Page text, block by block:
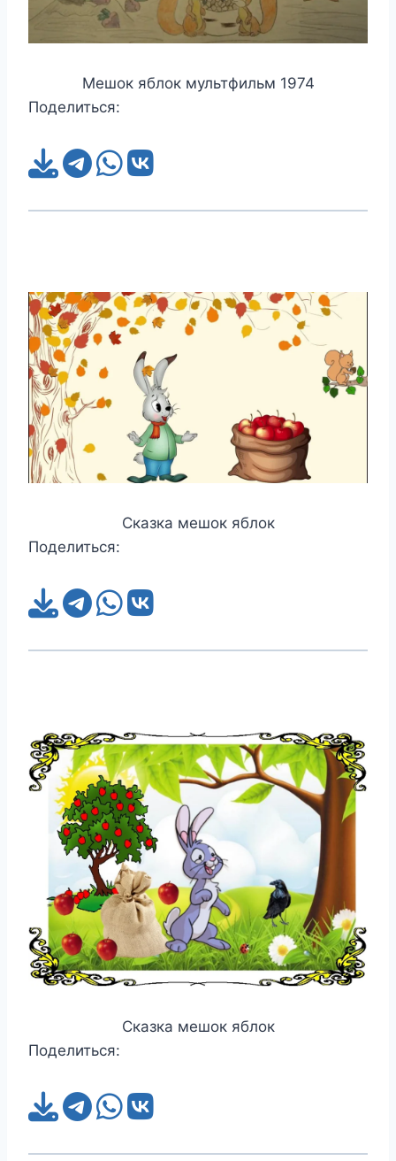
Мешок яблок мультфильм 1974
Поделиться:
Сказка мешок яблок
Поделиться:
Сказка мешок яблок
Поделиться: